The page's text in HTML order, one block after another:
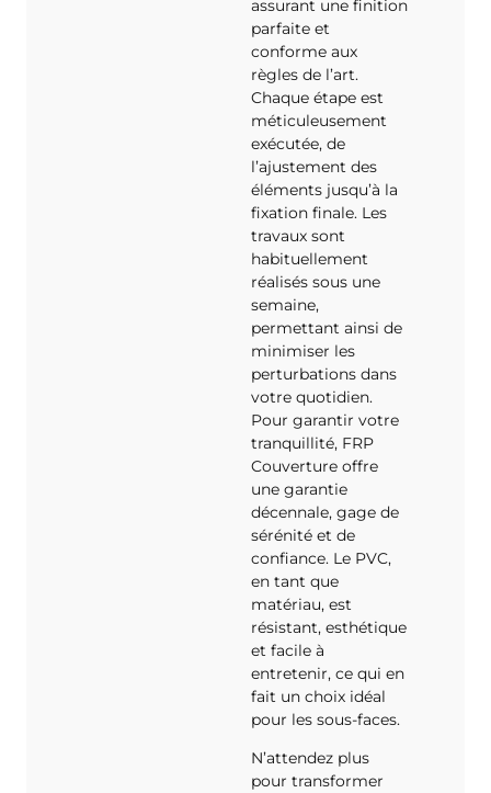
assurant une finition
parfaite et
conforme aux
règles de l’art.
Chaque étape est
méticuleusement
exécutée, de
l’ajustement des
éléments jusqu’à la
fixation finale. Les
travaux sont
habituellement
réalisés sous une
semaine,
permettant ainsi de
minimiser les
perturbations dans
votre quotidien.
Pour garantir votre
tranquillité, FRP
Couverture offre
une garantie
décennale, gage de
sérénité et de
confiance. Le PVC,
en tant que
matériau, est
résistant, esthétique
et facile à
entretenir, ce qui en
fait un choix idéal
pour les sous-faces.
N’attendez plus
pour transformer